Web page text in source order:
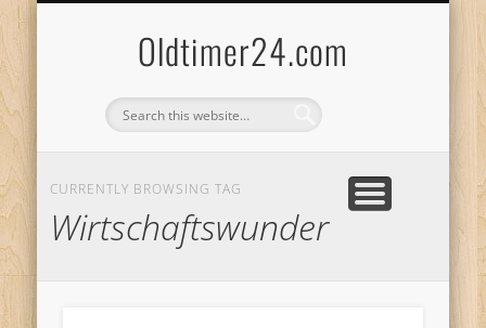
Oldtimer24.com
CURRENTLY BROWSING TAG
Wirtschaftswunder